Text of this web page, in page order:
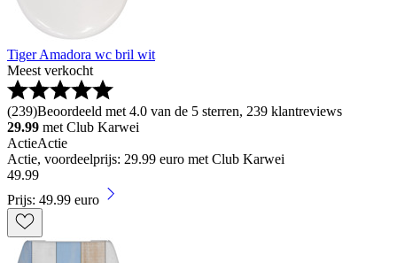
Tiger Amadora wc bril wit
Meest verkocht
(239)Beoordeeld met 4.0 van de 5 sterren, 239 klantreviews
29.99 met Club Karwei
ActieActie
Actie, voordeelprijs: 29.99 euro met Club Karwei
49.99
Prijs: 49.99 euro